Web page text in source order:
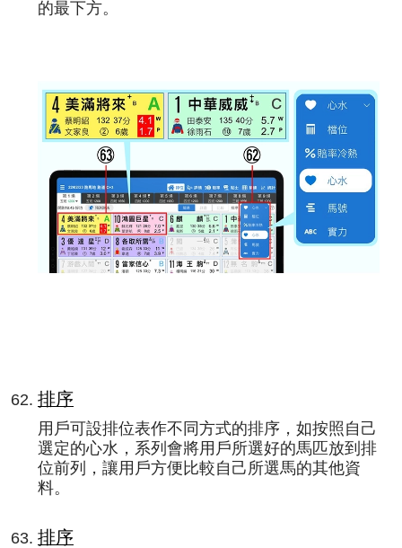
的最下方。
排序
用戶可設排位表作不同方式的排序，如按照自己
選定的心水，系列會將用戶所選好的馬匹放到排
位前列，讓用戶方便比較自己所選馬的其他資
料。
排序